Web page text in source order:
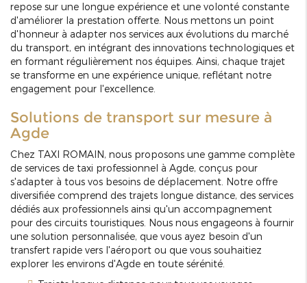
repose sur une longue expérience et une volonté constante
d'améliorer la prestation offerte. Nous mettons un point
d'honneur à adapter nos services aux évolutions du marché
du transport, en intégrant des innovations technologiques et
en formant régulièrement nos équipes. Ainsi, chaque trajet
se transforme en une expérience unique, reflétant notre
engagement pour l'excellence.
Solutions de transport sur mesure à
Agde
Chez TAXI ROMAIN, nous proposons une gamme complète
de services de taxi professionnel à Agde, conçus pour
s'adapter à tous vos besoins de déplacement. Notre offre
diversifiée comprend des trajets longue distance, des services
dédiés aux professionnels ainsi qu'un accompagnement
pour des circuits touristiques. Nous nous engageons à fournir
une solution personnalisée, que vous ayez besoin d'un
transfert rapide vers l'aéroport ou que vous souhaitiez
explorer les environs d'Agde en toute sérénité.